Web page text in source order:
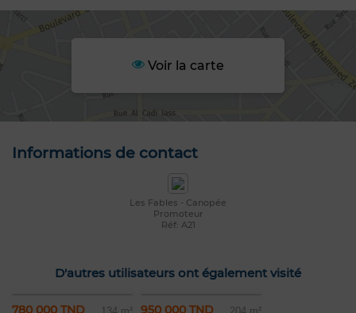
Voir la carte
Informations de contact
Les Fables - Canopée
Promoteur
Réf: A21
D'autres utilisateurs ont également visité
780 000 TND 950 000 TND